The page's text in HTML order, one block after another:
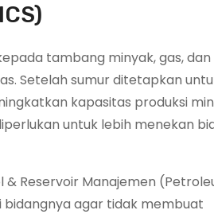
tambang minyak, gas, dan
Setelah sumur ditetapkan
kapasitas produksi
untuk lebih menekan
Reservoir Manajemen
agar tidak membuat